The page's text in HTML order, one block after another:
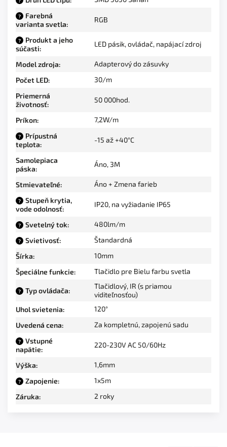
?
Farebná
varianta svetla:
RGB
?
Produkt a jeho
súčasti:
LED pásik, ovládač, napájací zdroj
Model zdroja:
Adapterový do zásuvky
Počet LED:
30/m
Priemerná
životnosť:
50 000hod.
Príkon: 7,2W/m
?
Prípustná
teplota:
-15 až +40°C
Samolepiaca
páska:
Áno, 3M
Stmievateľné: Áno + Zmena farieb
?
Stupeň krytia,
vode odolnosť:
IP20, na vyžiadanie IP65
? Svetelný tok: 480lm/m
? Svietivosť:
Štandardná
Šírka:
10mm
Špeciálne funkcie: Tlačidlo pre Bielu farbu svetla
? Typ ovládača:
Tlačidlový, IR (s priamou
viditeľnosťou)
Uhol svietenia:
120°
Uvedená cena: Za kompletnú, zapojenú sadu
?
Vstupné
napätie:
220-230V AC 50/60Hz
Výška: 1,6mm
? Zapojenie:
1x5m
Záruka: 2 roky